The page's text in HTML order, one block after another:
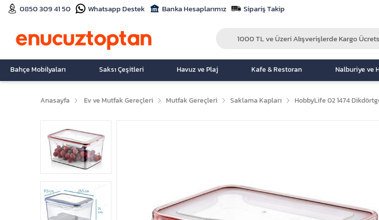
0850 309 41 50 Whatsapp Destek Banka Hesaplarımız Sipariş Takip
Bahçe Mobilyaları Saksı Çeşitleri Havuz ve Plaj Kafe & Restoran Nalburiye ve
Anasayfa Ev ve Mutfak Gereçleri Mutfak Gereçleri Saklama Kapları HobbyLife 02 1474